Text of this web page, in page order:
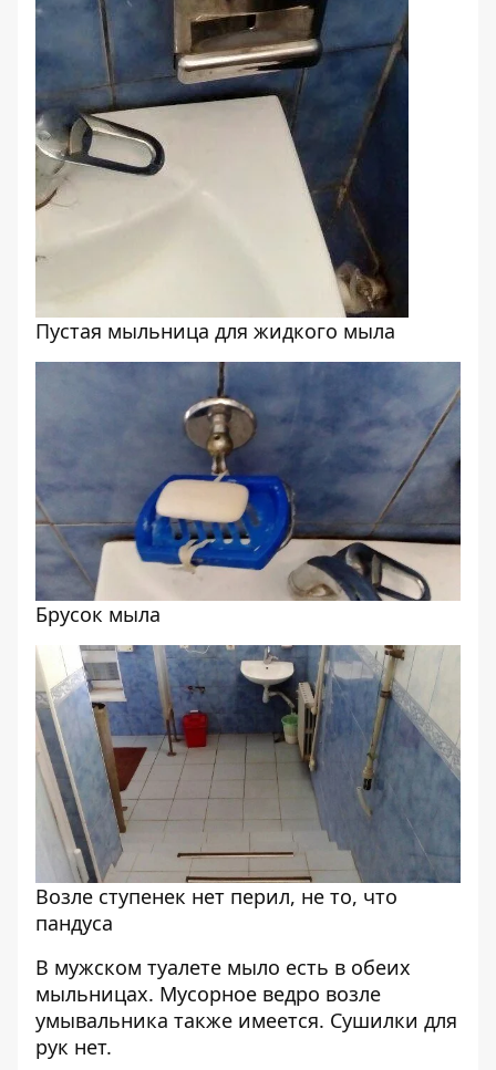
Пустая мыльница для жидкого мыла
Брусок мыла
Возле ступенек нет перил, не то, что
пандуса
В мужском туалете мыло есть в обеих
мыльницах. Мусорное ведро возле
умывальника также имеется. Сушилки для
рук нет.